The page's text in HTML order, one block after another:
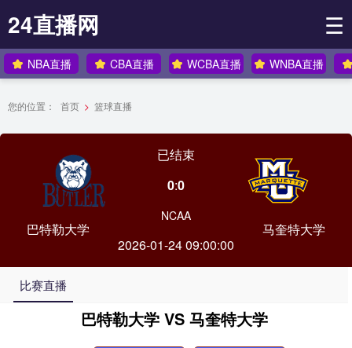
24直播网 ☰
NBA直播 CBA直播 WCBA直播 WNBA直播
您的位置： 首页 > 篮球直播
巴特勒大学
已结束
0:0
NCAA
2026-01-24 09:00:00
马奎特大学
比赛直播
巴特勒大学 VS 马奎特大学